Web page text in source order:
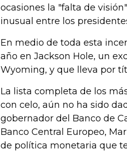
ocasiones la "falta de
inusual entre los
En medio de toda esta
año en Jackson Hole, un
Wyoming, y que lleva por
La lista completa de los
con celo, aún no ha sido
gobernador del Banco de
Banco Central Europeo,
de política monetaria que